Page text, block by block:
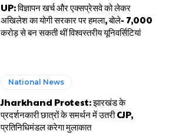
UP: विज्ञापन खर्च और एक्सप्रेसवे को लेकर
अखिलेश का योगी सरकार पर हमला, बोले- 7,000
करोड़ से बन सकती थीं विश्वस्तरीय यूनिवर्सिटियां
National News
Jharkhand Protest: झारखंड के
प्रदर्शनकारी छात्रों के समर्थन में उतरी CJP,
प्रतिनिधिमंडल करेगा मुलाकात